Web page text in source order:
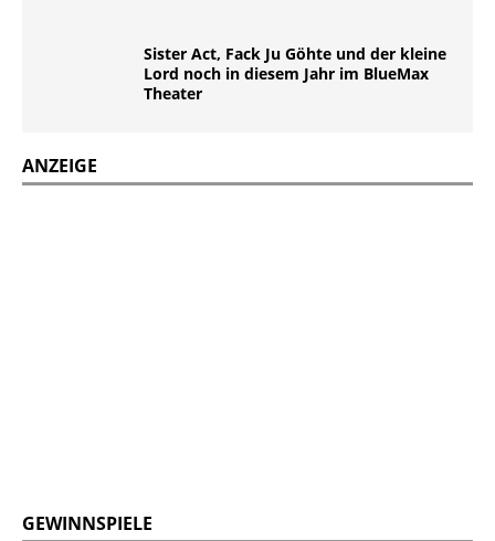
Sister Act, Fack Ju Göhte und der kleine
Lord noch in diesem Jahr im BlueMax
Theater
ANZEIGE
GEWINNSPIELE